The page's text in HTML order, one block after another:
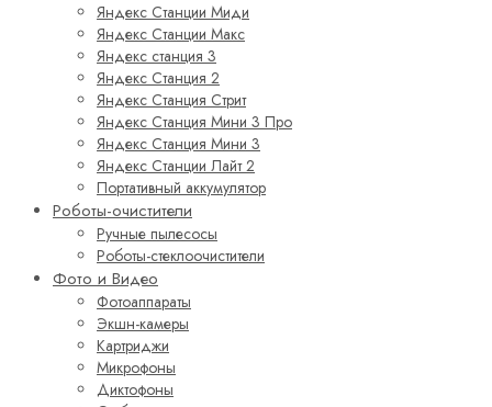
Яндекс Станции Миди
Яндекс Станции Макс
Яндекс станция 3
Яндекс Станция 2
Яндекс Станция Стрит
Яндекс Станция Мини 3 Про
Яндекс Станция Мини 3
Яндекс Станции Лайт 2
Портативный аккумулятор
Роботы-очистители
Ручные пылесосы
Роботы-стеклоочистители
Фото и Видео
Фотоаппараты
Экшн-камеры
Картриджи
Микрофоны
Диктофоны